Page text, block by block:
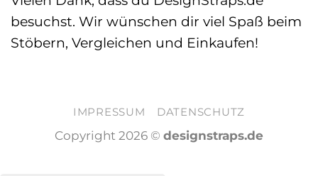
besuchst. Wir wünschen dir viel Spaß beim
Stöbern, Vergleichen und Einkaufen!
IMPRESSUM DATENSCHUTZ
Copyright 2026 © designstraps.de